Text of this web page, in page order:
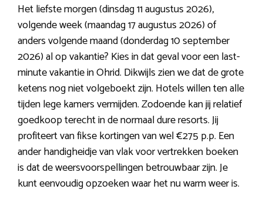
Het liefste morgen (dinsdag 11 augustus 2026),
volgende week (maandag 17 augustus 2026) of
anders volgende maand (donderdag 10 september
2026) al op vakantie? Kies in dat geval voor een last-
minute vakantie in Ohrid. Dikwijls zien we dat de grote
ketens nog niet volgeboekt zijn. Hotels willen ten alle
tijden lege kamers vermijden. Zodoende kan jij relatief
goedkoop terecht in de normaal dure resorts. Jij
profiteert van fikse kortingen van wel €275 p.p. Een
ander handigheidje van vlak voor vertrekken boeken
is dat de weersvoorspellingen betrouwbaar zijn. Je
kunt eenvoudig opzoeken waar het nu warm weer is.